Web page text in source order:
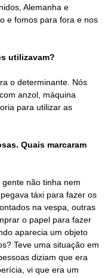
Alemanha e
e fomos para fora e nos
utilizavam?
o determinante. Nós
anzol, máquina
para utilizar as
Quais marcaram
não tinha nem
táxi para fazer os
na vespa, outras
o papel para fazer
aparecia um objeto
Teve uma situação em
diziam que era
vi que era um